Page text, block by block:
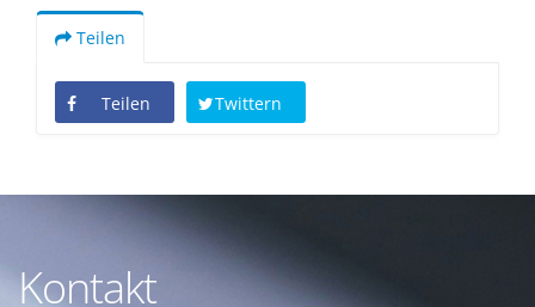
Teilen
Teilen Twittern
Kontakt